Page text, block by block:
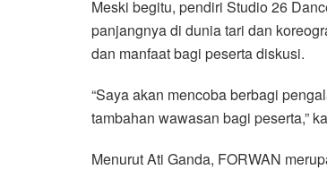
Meski begitu, pendiri Studio 26
panjangnya di dunia tari dan
dan manfaat bagi peserta diskusi.
“Saya akan mencoba berbagi
tambahan wawasan bagi peserta,”
Menurut Ati Ganda, FORWAN